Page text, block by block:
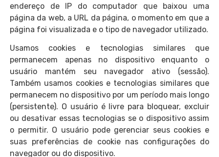
endereço de IP do computador que baixou uma
página da web, a URL da página, o momento em que a
página foi visualizada e o tipo de navegador utilizado.
Usamos cookies e tecnologias similares que
permanecem apenas no dispositivo enquanto o
usuário mantém seu navegador ativo (sessão).
Também usamos cookies e tecnologias similares que
permanecem no dispositivo por um período mais longo
(persistente). O usuário é livre para bloquear, excluir
ou desativar essas tecnologias se o dispositivo assim
o permitir. O usuário pode gerenciar seus cookies e
suas preferências de cookie nas configurações do
navegador ou do dispositivo.